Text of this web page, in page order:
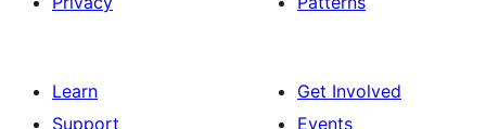
Learn
Support
Get Involved
Events